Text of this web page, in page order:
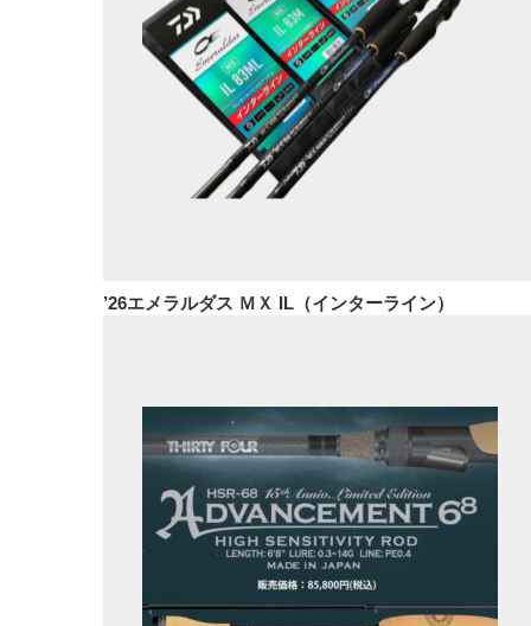
’26エメラルダス ＭＸ IL（インターライン）